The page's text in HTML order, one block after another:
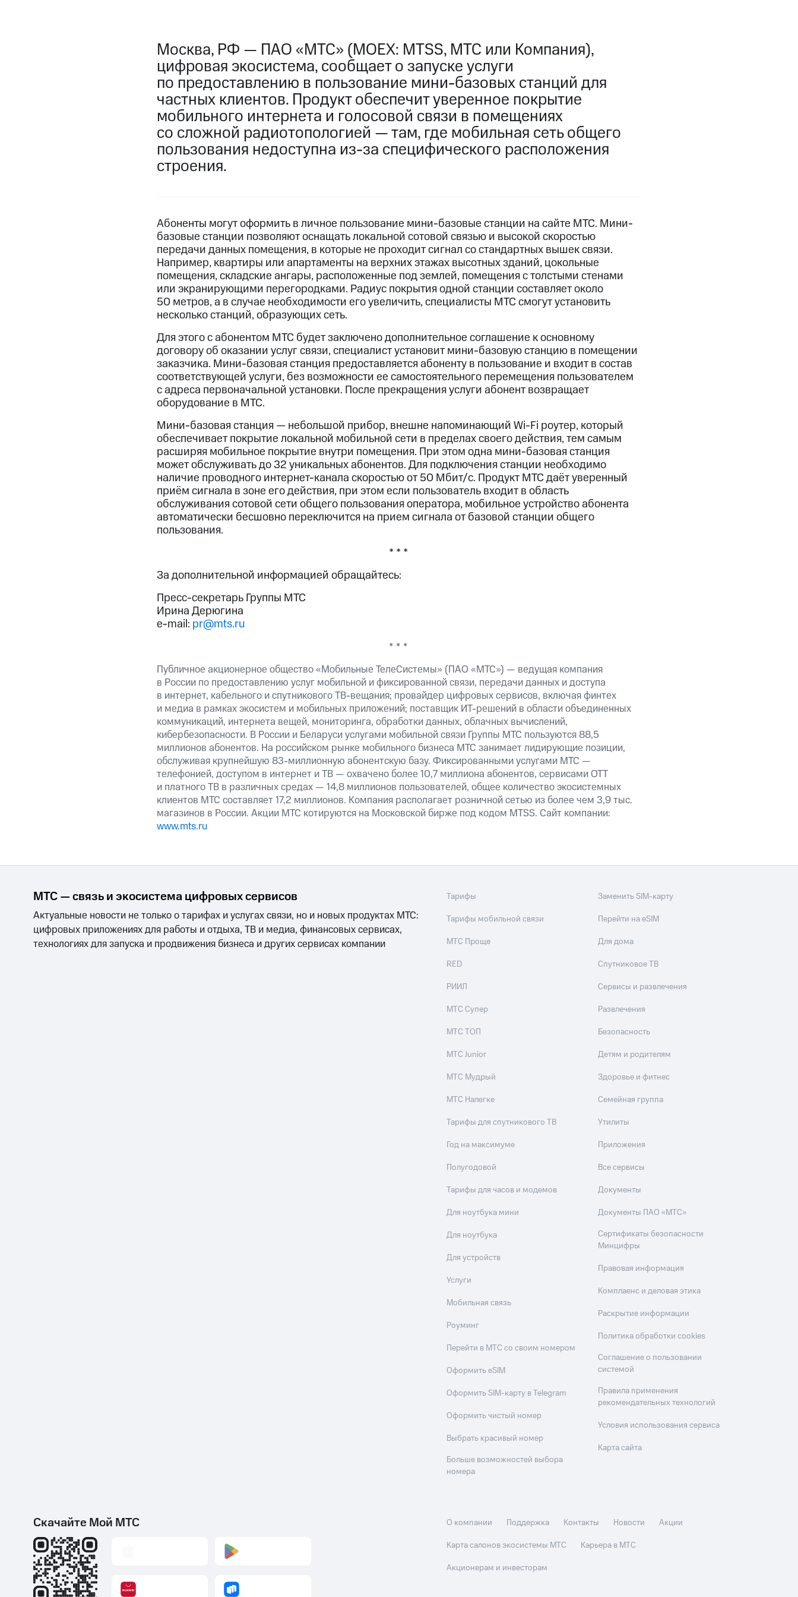
Москва, РФ — ПАО «МТС» (MOEX: MTSS, МТС или Компания),
цифровая экосистема, сообщает о запуске услуги
по предоставлению в пользование мини-базовых станций для
частных клиентов. Продукт обеспечит уверенное покрытие
мобильного интернета и голосовой связи в помещениях
со сложной радиотопологией — там, где мобильная сеть общего
пользования недоступна из-за специфического расположения
строения.
Абоненты могут оформить в личное пользование мини-базовые станции на сайте МТС. Мини-
базовые станции позволяют оснащать локальной сотовой связью и высокой скоростью
передачи данных помещения, в которые не проходит сигнал со стандартных вышек связи.
Например, квартиры или апартаменты на верхних этажах высотных зданий, цокольные
помещения, складские ангары, расположенные под землей, помещения с толстыми стенами
или экранирующими перегородками. Радиус покрытия одной станции составляет около
50 метров, а в случае необходимости его увеличить, специалисты МТС смогут установить
несколько станций, образующих сеть.
Для этого с абонентом МТС будет заключено дополнительное соглашение к основному
договору об оказании услуг связи, специалист установит мини-базовую станцию в помещении
заказчика. Мини-базовая станция предоставляется абоненту в пользование и входит в состав
соответствующей услуги, без возможности ее самостоятельного перемещения пользователем
с адреса первоначальной установки. После прекращения услуги абонент возвращает
оборудование в МТС.
Мини-базовая станция — небольшой прибор, внешне напоминающий Wi-Fi роутер, который
обеспечивает покрытие локальной мобильной сети в пределах своего действия, тем самым
расширяя мобильное покрытие внутри помещения. При этом одна мини-базовая станция
может обслуживать до 32 уникальных абонентов. Для подключения станции необходимо
наличие проводного интернет-канала скоростью от 50 Мбит/c. Продукт МТС даёт уверенный
приём сигнала в зоне его действия, при этом если пользователь входит в область
обслуживания сотовой сети общего пользования оператора, мобильное устройство абонента
автоматически бесшовно переключится на прием сигнала от базовой станции общего
пользования.
* * *
За дополнительной информацией обращайтесь:
Пресс-секретарь Группы МТС
Ирина Дерюгина
e-mail: pr@mts.ru
* * *
Публичное акционерное общество «Мобильные ТелеСистемы» (ПАО «МТС») — ведущая компания
в России по предоставлению услуг мобильной и фиксированной связи, передачи данных и доступа
в интернет, кабельного и спутникового ТВ-вещания; провайдер цифровых сервисов, включая финтех
и медиа в рамках экосистем и мобильных приложений; поставщик ИТ-решений в области объединенных
коммуникаций, интернета вещей, мониторинга, обработки данных, облачных вычислений,
кибербезопасности. В России и Беларуси услугами мобильной связи Группы МТС пользуются 88,5
миллионов абонентов. На российском рынке мобильного бизнеса МТС занимает лидирующие позиции,
обслуживая крупнейшую 83-миллионную абонентскую базу. Фиксированными услугами МТС —
телефонией, доступом в интернет и ТВ — охвачено более 10,7 миллиона абонентов, сервисами OTT
и платного ТВ в различных средах — 14,8 миллионов пользователей, общее количество экосистемных
клиентов МТС составляет 17,2 миллионов. Компания располагает розничной сетью из более чем 3,9 тыс.
магазинов в России. Акции МТС котируются на Московской бирже под кодом MTSS. Сайт компании:
www.mts.ru
МТС — связь и экосистема цифровых сервисов
Актуальные новости не только о тарифах и услугах связи, но и новых продуктах МТС:
цифровых приложениях для работы и отдыха, ТВ и медиа, финансовых сервисах,
технологиях для запуска и продвижения бизнеса и других сервисах компании
Тарифы
Тарифы мобильной связи
МТС Проще
RED
РИИЛ
МТС Супер
МТС ТОП
МТС Junior
МТС Мудрый
МТС Налегке
Тарифы для спутникового ТВ
Год на максимуме
Полугодовой
Тарифы для часов и модемов
Для ноутбука мини
Для ноутбука
Для устройств
Услуги
Мобильная связь
Роуминг
Перейти в МТС со своим номером
Оформить eSIM
Оформить SIM-карту в Telegram
Оформить чистый номер
Выбрать красивый номер
Больше возможностей выбора
номера
Заменить SIM-карту
Перейти на eSIM
Для дома
Спутниковое ТВ
Сервисы и развлечения
Развлечения
Безопасность
Детям и родителям
Здоровье и фитнес
Семейная группа
Утилиты
Приложения
Все сервисы
Документы
Документы ПАО «МТС»
Сертификаты безопасности
Минцифры
Правовая информация
Комплаенс и деловая этика
Раскрытие информации
Политика обработки cookies
Соглашение о пользовании
системой
Правила применения
рекомендательных технологий
Условия использования сервиса
Карта сайта
Скачайте Мой МТС О компании Поддержка Контакты Новости
Акции
Карта салонов экосистемы МТС
Карьера в МТС
Акционерам и инвесторам